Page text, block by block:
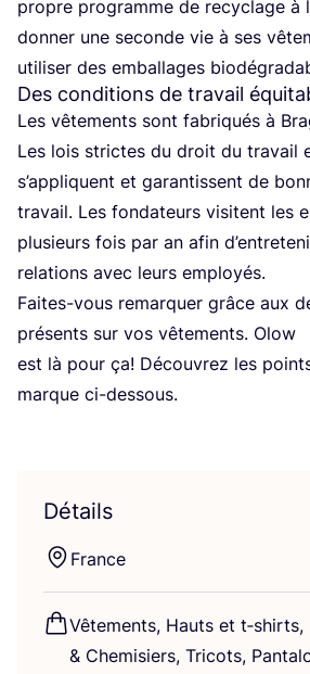
propre pro­gramme de recy­clage à
don­ner une seconde vie à ses
uti­li­ser des embal­lages
Des conditions de travail
Les vête­ments sont fabri­qués à
Les lois strictes du droit du tra­vail
s’appliquent et garan­tissent de
tra­vail. Les fon­da­teurs visitent les
plu­sieurs fois par an afin
rela­tions avec leurs employés.
Faites-vous remar­quer grâce aux
pré­sents sur vos vête­ments. Olow
est là pour ça! Décou­vrez les
marque ci-dessous.
Détails
France
Vête­ments, Hauts et t‑shirts,
& Che­mi­siers, Tri­cots,